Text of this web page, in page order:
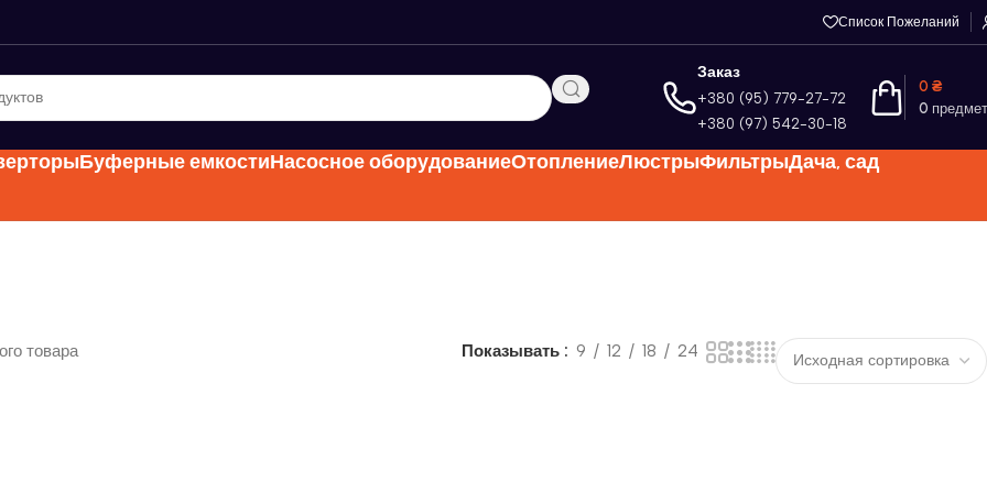
Список Пожеланий
Заказ
+380 (95) 779-27-72
+380 (97) 542-30-18
0
0 ₴
Буферные емкостиНасосное оборудованиеОтоплениеЛюстрыФильтрыДача, сад
товара Показывать 9 12 18 24